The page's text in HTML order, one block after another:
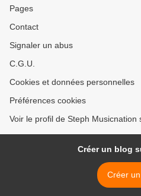
Pages
Contact
Signaler un abus
C.G.U.
Cookies et données personnelles
Préférences cookies
Voir le profil de Steph Musicnation
Créer un blog
Créer